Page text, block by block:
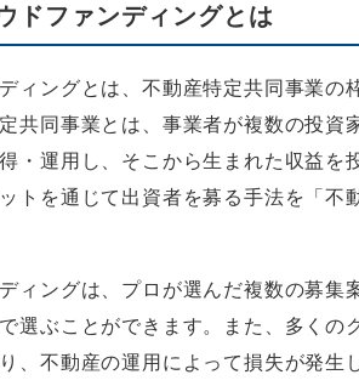
ドファンディングとは
ィングとは、不動産特定共同事業の
共同事業とは、事業者が複数の投資
・運用し、そこから生まれた収益を
トを通じて出資者を募る手法を「不
ィングは、プロが選んだ複数の募集
選ぶことができます。また、多くの
、不動産の運用によって損失が発生